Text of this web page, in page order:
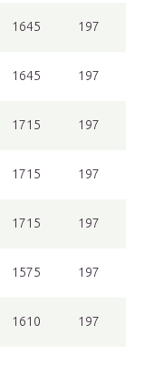
1645 197
1645 197
1715 197
1715 197
1715 197
1575 197
1610 197